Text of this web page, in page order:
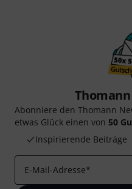
Abonniere den Thomann
etwas Glück einen von 50
Inspirierende Beiträge
E-Mail-Adresse*